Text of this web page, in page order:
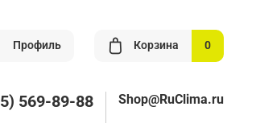
Профиль Корзина 0
569-89-88 Shop@RuClima.ru